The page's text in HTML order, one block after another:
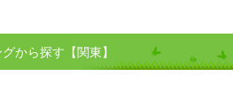
から探す【関東】